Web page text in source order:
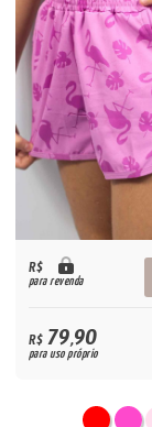
R$
para revenda
R$79,90
para uso próprio